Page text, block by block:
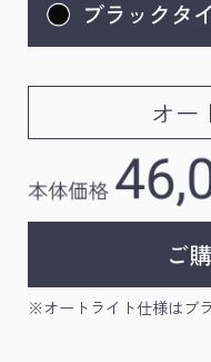
オー
※オートライト仕様はブ